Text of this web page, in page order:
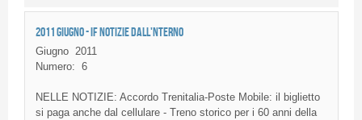
2011 GIUGNO - IF NOTIZIE DALL'NTERNO
Giugno
2011
Numero: 6
NELLE NOTIZIE: Accordo Trenitalia-PosteMobile: il biglietto
si paga anche dal cellulare- Treno storicoper i 60 anni della